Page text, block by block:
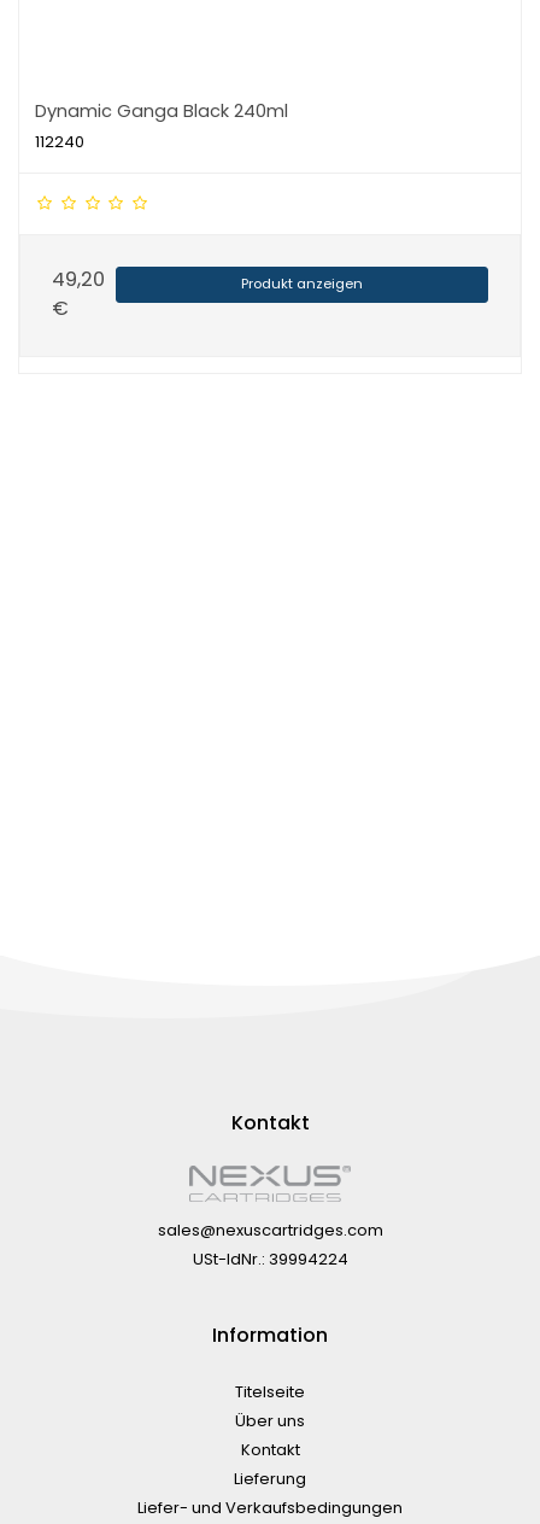
Dynamic Ganga Black 240ml
112240
49,20
€
Produkt anzeigen
Kontakt
sales@nexuscartridges.com
USt-IdNr.: 39994224
Information
Titelseite
Über uns
Kontakt
Lieferung
Liefer- und Verkaufsbedingungen